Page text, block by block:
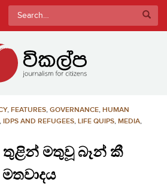
Search
for:
, FEATURES, GOVERNANCE, HUMAN
, IDPS AND REFUGEES, LIFE QUIPS, MEDIA,
තුළින් මතුවූ බෑන් කී